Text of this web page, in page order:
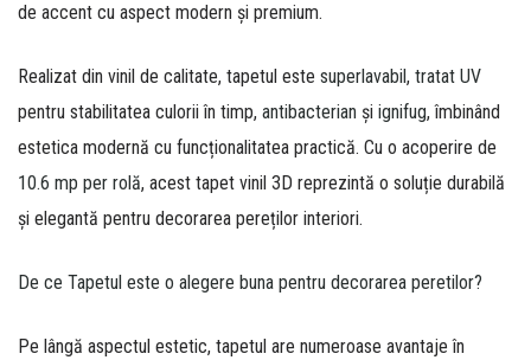
de accent cu aspect modern și premium.
Realizat din vinil de calitate, tapetul este superlavabil, tratat UV
pentru stabilitatea culorii în timp, antibacterian și ignifug, îmbinând
estetica modernă cu funcționalitatea practică. Cu o acoperire de
10.6 mp per rolă, acest tapet vinil 3D reprezintă o soluție durabilă
și elegantă pentru decorarea pereților interiori.
De ce Tapetul este o alegere buna pentru decorarea peretilor?
Pe lângă aspectul estetic, tapetul are numeroase avantaje în